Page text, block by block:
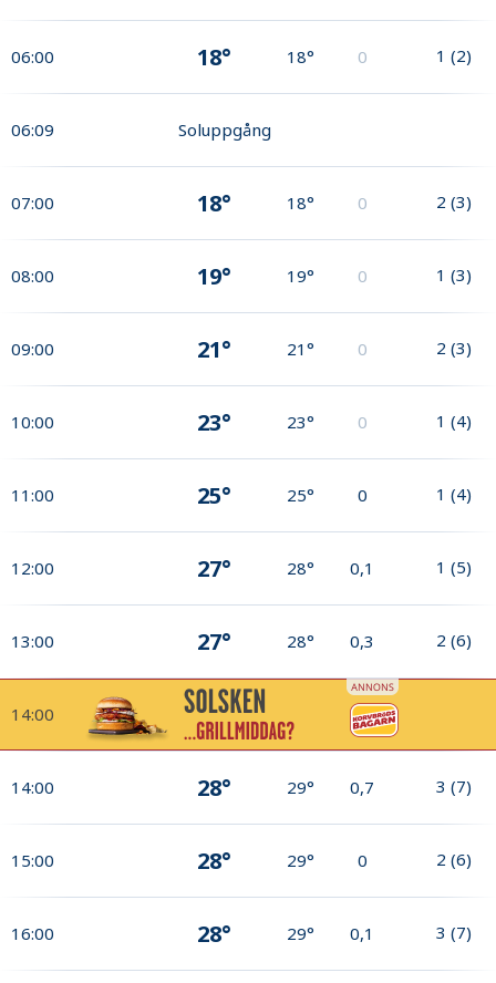
06:00 18° 18° 0 1 (2)
06:09 Soluppgång
07:00 18° 18° 0 2 (3)
08:00 19° 19° 0 1 (3)
09:00 21° 21° 0 2 (3)
10:00 23° 23° 0 1 (4)
11:00 25° 25° 0 1 (4)
12:00 27° 28° 0,1 1 (5)
13:00 27° 28° 0,3 2 (6)
14:00
14:00 28° 29° 0,7 3 (7)
15:00 28° 29° 0 2 (6)
16:00 28° 29° 0,1 3 (7)